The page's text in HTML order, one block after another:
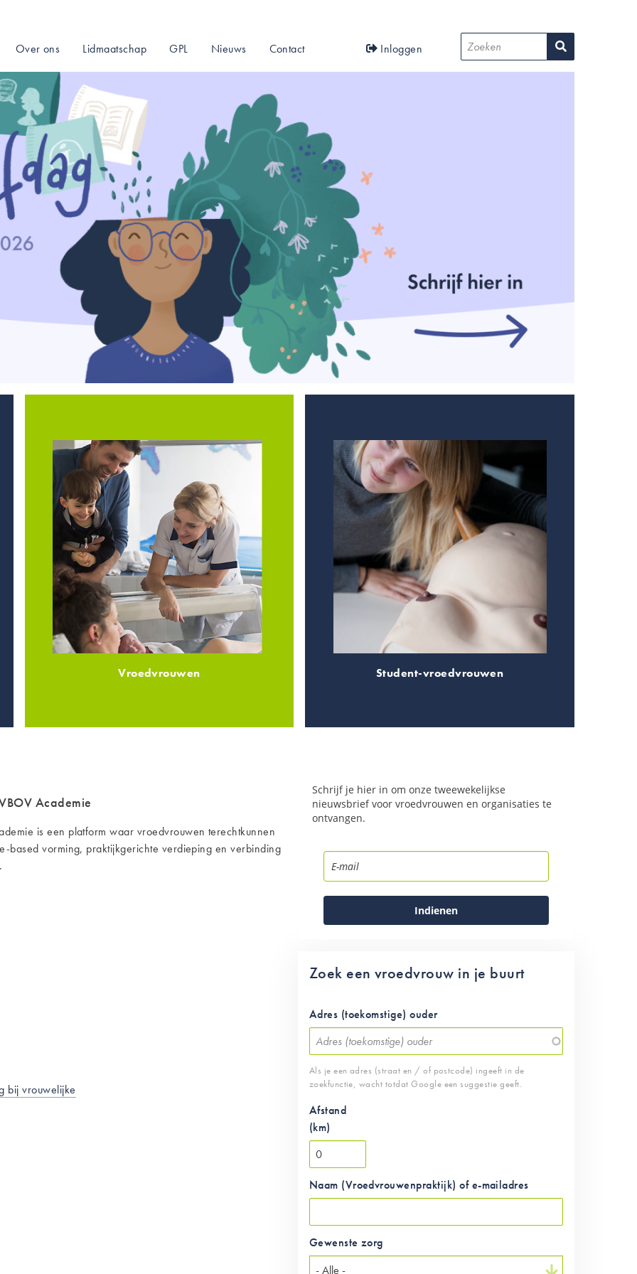
Over ons Lidmaatschap GPL Nieuws Contact
User
account
Inloggen
Vroedvrouwen Student-vroedvrouwen
Academie
is een platform waar vroedvrouwen terechtkunnen
based vorming, praktijkgerichte verdieping en verbinding
bij vrouwelijke
Schrijf je hier in om onze tweewekelijkse
nieuwsbrief voor vroedvrouwen en organisaties te
ontvangen.
Indienen
Zoek een vroedvrouw in je buurt
Adres (toekomstige) ouder
Als je een adres (straat en / of postcode) ingeeft in de
zoekfunctie, wacht totdat Google een suggestie geeft.
Afstand
(km)
Naam (Vroedvrouwenpraktijk) of e-mailadres
Gewenste zorg